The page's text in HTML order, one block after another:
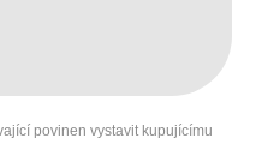
povinen vystavit kupujícímu